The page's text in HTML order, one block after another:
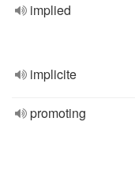
implied
implicite
promoting